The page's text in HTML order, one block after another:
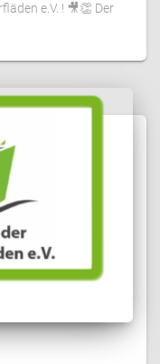
e.V. ! 🎥👏 Der